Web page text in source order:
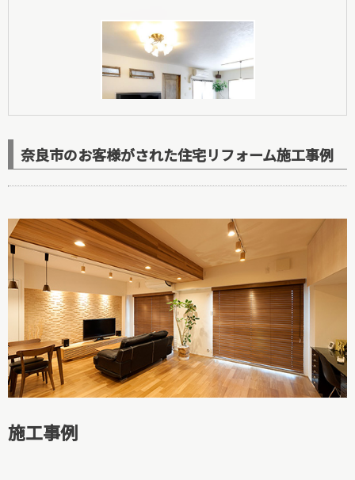
廊下リフォーム
奈良市のお客様がされた住宅リフォーム施工事例
施工事例